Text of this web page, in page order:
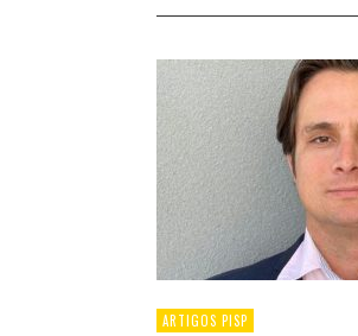
ARTIGOS PISP